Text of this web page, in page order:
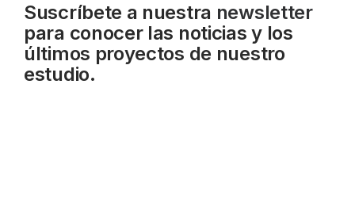
Suscríbete a nuestra newsletter
para conocer las noticias y los
últimos proyectos de nuestro
estudio.